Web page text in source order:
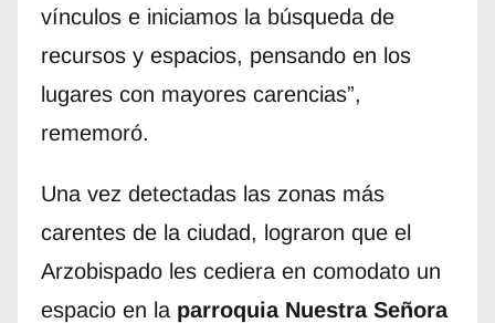
vínculos e iniciamos la búsqueda de
recursos y espacios, pensando en los
lugares con mayores carencias”,
rememoró.
Una vez detectadas las zonas más
carentes de la ciudad, lograron que el
Arzobispado les cediera en comodato un
espacio en la parroquia Nuestra Señora